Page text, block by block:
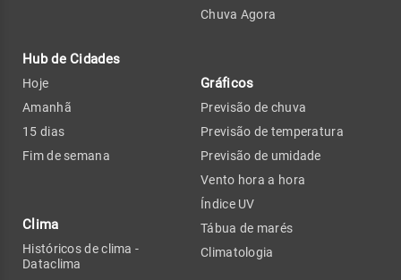
Hub de Cidades
Hoje
Amanhã
15 dias
Fim de semana
Clima
Históricos de clima -
Dataclima
Chuva Agora
Gráficos
Previsão de chuva
Previsão de temperatura
Previsão de umidade
Vento hora a hora
Índice UV
Tábua de marés
Climatologia